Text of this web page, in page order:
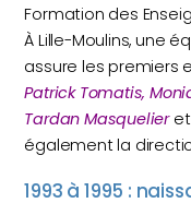
Formation des
À Lille-Moulins, une
assure les premiers
Patrick Tomatis,
Tardan Masquelier
également la
1993 à 1995 :